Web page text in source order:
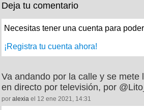
Deja tu comentario
Necesitas tener una cuenta para
¡Registra tu cuenta ahora!
Va andando por la calle y se mete
en directo por televisión, por
por alexia el 12 ene 2021, 14:31